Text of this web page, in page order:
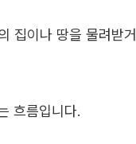
집이나 땅을 물려받거
흐름입니다.